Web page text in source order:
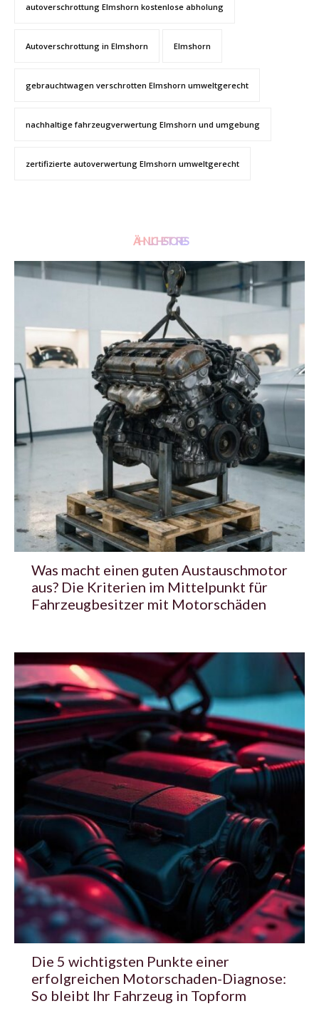
autoverschrottung Elmshorn kostenlose abholung
Autoverschrottung in Elmshorn Elmshorn
gebrauchtwagen verschrotten Elmshorn umweltgerecht
nachhaltige fahrzeugverwertung Elmshorn und umgebung
zertifizierte autoverwertung Elmshorn umweltgerecht
ÄHNLICHE STORIES
Was macht einen guten Austauschmotor
aus? Die Kriterien im Mittelpunkt für
Fahrzeugbesitzer mit Motorschäden
Die 5 wichtigsten Punkte einer
erfolgreichen Motorschaden-Diagnose:
So bleibt Ihr Fahrzeug in Topform